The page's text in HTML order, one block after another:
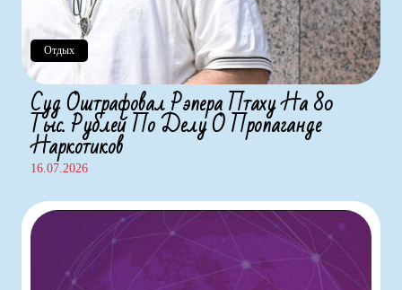
Отдых
Суд Оштрафовал Рэпера Птаху На 80
Тыс. Рублей По Делу О Пропаганде
Наркотиков
16.07.2026